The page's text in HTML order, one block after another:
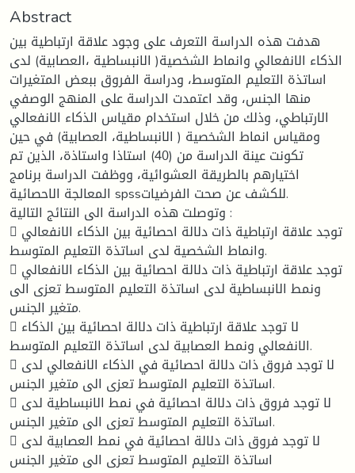
Abstract
هدفت هذه الدراسة التعرف على وجود علاقة ارتباطية بين
الذكاء الانفعالي وانماط الشخصية( الانبساطية ،العصابية) لدى
اساتذة التعليم المتوسط، ودراسة الفروق ببعض المتغيرات
منها الجنس، وقد اعتمدت الدراسة على المنهج الوصفي
الارتباطي، وذلك من خلال استخدام مقياس الذكاء الانفعالي
ومقياس انماط الشخصية ( الانبساطية، العصابية) في حين
تكونت عينة الدراسة من (40) استاذا واستاذة، الذين تم
اختيارهم بالطريقة العشوائية، ووظفت الدراسة برنامج
المعالجة الاحصائية spssللكشف عن صحت الفرضيات.
وتوصلت هذه الدراسة الى النتائج التالية :
 توجد علاقة ارتباطية ذات دلالة احصائية بين الذكاء الانفعالي
وانماط الشخصية لدى اساتذة التعليم المتوسط.
 توجد علاقة ارتباطية ذات دلالة احصائية بين الذكاء الانفعالي
ونمط الانبساطية لدى اساتذة التعليم المتوسط تعزى الى
متغير الجنس.
 لا توجد علاقة ارتباطية ذات دلالة احصائية بين الذكاء
الانفعالي ونمط العصابية لدى اساتذة التعليم المتوسط.
 لا توجد فروق ذات دلالة احصائية في الذكاء الانفعالي لدى
اساتذة التعليم المتوسط تعزى الى متغير الجنس.
 لا توجد فروق ذات دلالة احصائية في نمط الانبساطية لدى
اساتذة التعليم المتوسط تعزى الى متغير الجنس.
 لا توجد فروق ذات دلالة احصائية في نمط العصابية لدى
اساتذة التعليم المتوسط تعزى الى متغير الجنس